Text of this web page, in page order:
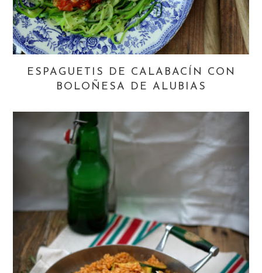
ESPAGUETIS DE CALABACÍN CON
BOLOÑESA DE ALUBIAS